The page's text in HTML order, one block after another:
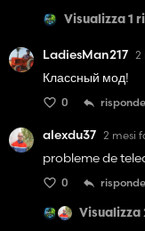
Visualizza 1
LadiesMan217 2
Классный мод!
0
alexdu37 2 mesi
probleme de
0
Visualizza